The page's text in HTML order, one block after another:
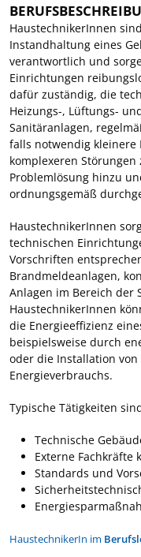
HaustechnikerInnen
Instandhaltung eines
verantwortlich und
Einrichtungen
dafür zuständig, die
Heizungs-, Lüftungs-
Sanitäranlagen,
falls notwendig
komplexeren
Problemlösung hinzu
ordnungsgemäß
HaustechnikerInnen
technischen
Vorschriften
Brandmeldeanlagen,
Anlagen im Bereich der
HaustechnikerInnen
die Energieeffizienz
beispielsweise durch
oder die Installation
Energieverbrauchs.
Typische Tätigkeiten
Technische
Externe Fachkräfte
Standards und
HaustechnikerIn im